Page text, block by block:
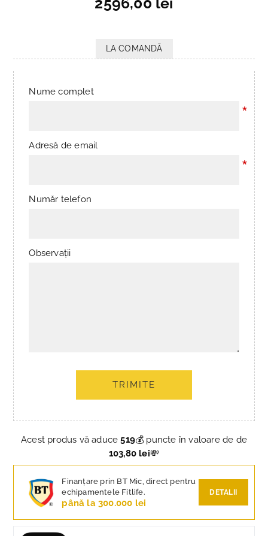
LA COMANDĂ
Nume complet
*
Adresă de email
*
Număr telefon
Observații
TRIMITE
Acest produs vă aduce519💰 puncte în valoare de de
103,80 lei💸
Finanțare prin BT Mic, direct pentru
echipamentele Fitlife.
până la 300.000 lei
DETALII